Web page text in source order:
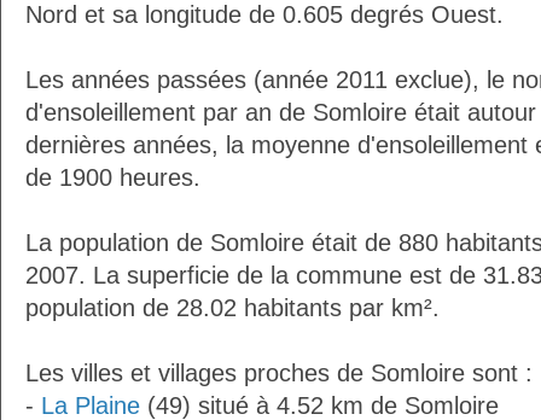
Nord et sa longitude de 0.605 degrés Ouest.
Les années passées (année 2011 exclue), le
d'ensoleillement par an de Somloire était
dernières années, la moyenne d'ensoleillement
de 1900 heures.
La population de Somloire était de 880
2007. La superficie de la commune est de
population de 28.02 habitants par km².
Les villes et villages proches de Somloire sont :
- La Plaine (49) situé à 4.52 km de Somloire